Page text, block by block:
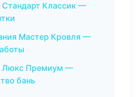
Стандарт Классик —
Мастер Кровля —
Люкс Премиум —
бань